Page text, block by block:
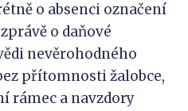
o absenci označení
o daňové
nevěrohodného
přítomnosti žalobce,
rámec a navzdory